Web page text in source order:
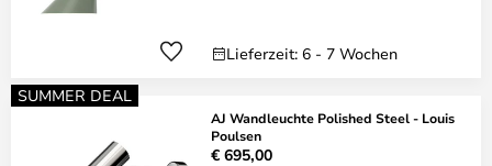
Lieferzeit: 6 - 7 Wochen
SUMMER DEAL
AJ Wandleuchte Polished Steel - Louis
Poulsen
€ 695,00